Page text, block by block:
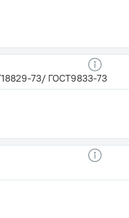
73/ ГОСТ9833-73